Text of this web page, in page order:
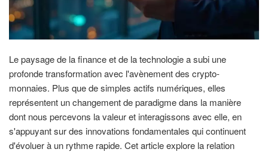
Le paysage de la finance et de la technologie a subi une
profonde transformation avec l'avènement des crypto-
monnaies. Plus que de simples actifs numériques, elles
représentent un changement de paradigme dans la manière
dont nous percevons la valeur et interagissons avec elle, en
s'appuyant sur des innovations fondamentales qui continuent
d'évoluer à un rythme rapide. Cet article explore la relation